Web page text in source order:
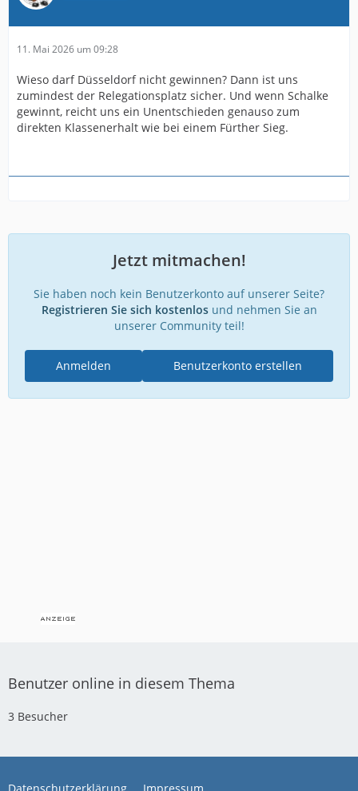
11. Mai 2026 um 09:28
Wieso darf Düsseldorf nicht gewinnen? Dann ist uns
zumindest der Relegationsplatz sicher. Und wenn Schalke
gewinnt, reicht uns ein Unentschieden genauso zum
direkten Klassenerhalt wie bei einem Fürther Sieg.
Jetzt mitmachen!
Sie haben noch kein Benutzerkonto auf unserer Seite?
Registrieren Sie sich kostenlosund nehmen Sie an
unserer Community teil!
Benutzerkonto erstellen
Anmelden
Benutzer online in diesem Thema
3 Besucher